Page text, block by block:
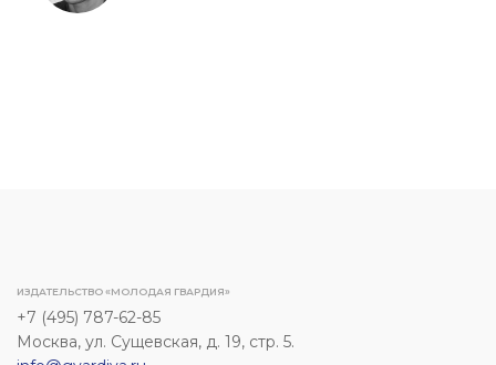
ИЗДАТЕЛЬСТВО «МОЛОДАЯ ГВАРДИЯ»
+7 (495) 787-62-85
Москва, ул. Сущевская, д. 19, стр. 5.